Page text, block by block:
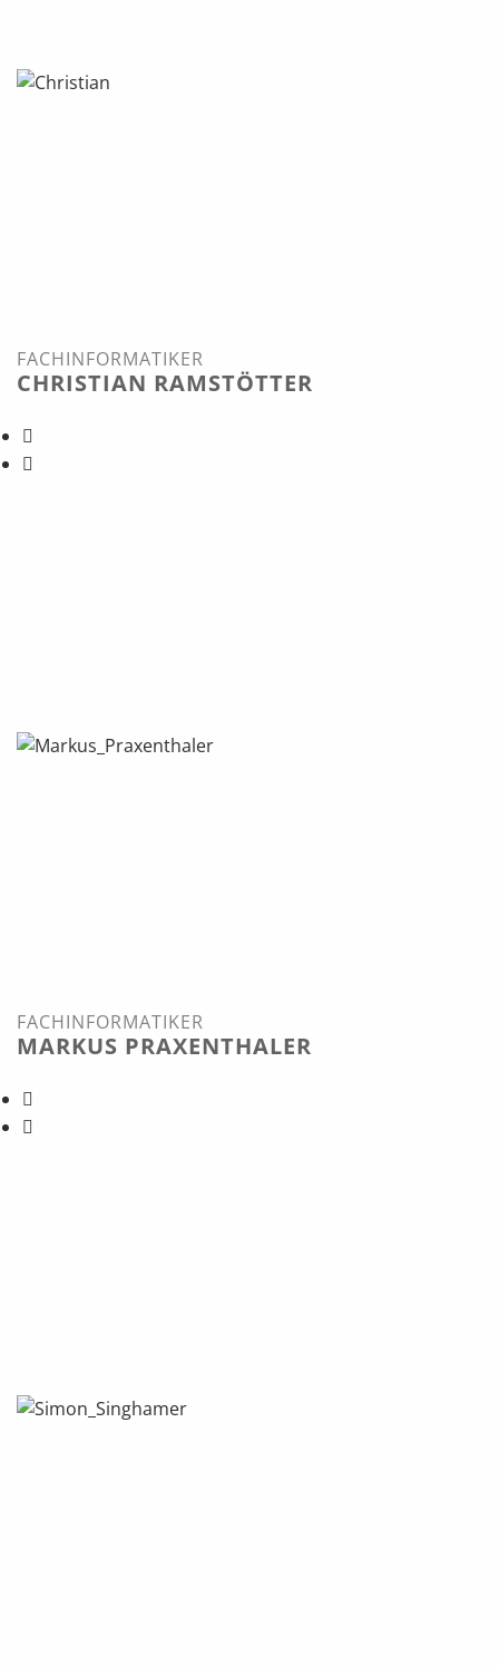
CHRISTIAN RAMSTÖTTER
FACHINFORMATIKER
MARKUS PRAXENTHALER
FACHINFORMATIKER